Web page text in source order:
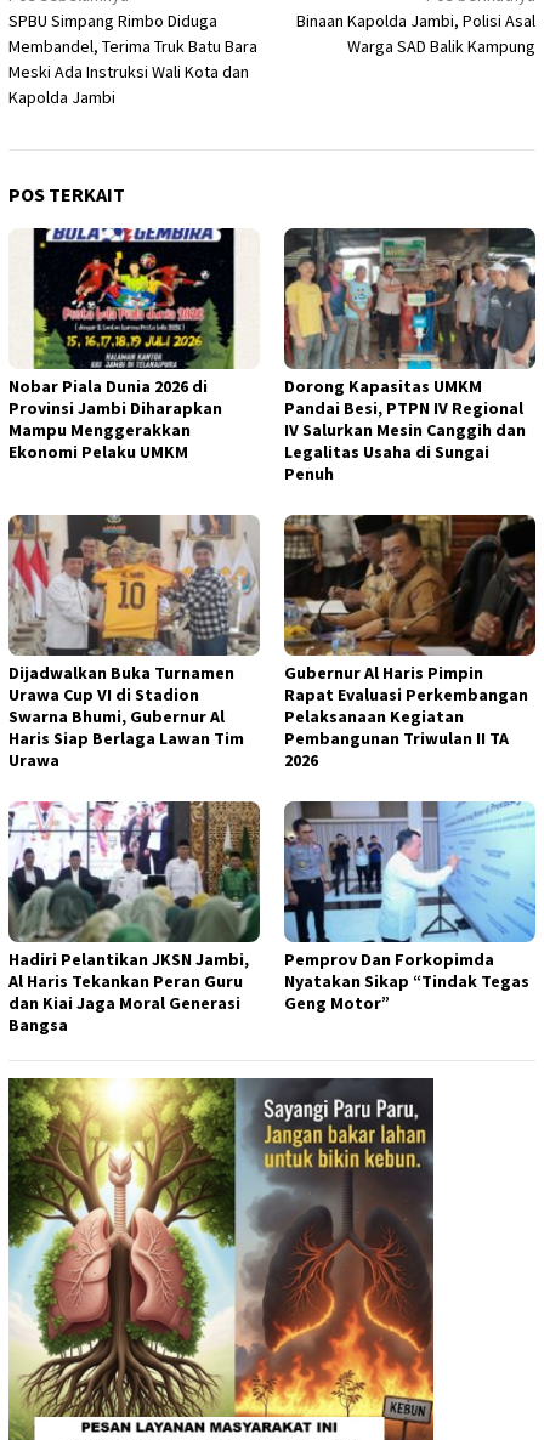
pos
SPBU Simpang Rimbo Diduga
Membandel, Terima Truk Batu Bara
Meski Ada Instruksi Wali Kota dan
Kapolda Jambi
Binaan Kapolda Jambi, Polisi Asal
Warga SAD Balik Kampung
POS TERKAIT
Nobar Piala Dunia 2026 di
Provinsi Jambi Diharapkan
Mampu Menggerakkan
Ekonomi Pelaku UMKM
Dorong Kapasitas UMKM
Pandai Besi, PTPN IV Regional
IV Salurkan Mesin Canggih dan
Legalitas Usaha di Sungai
Penuh
Dijadwalkan Buka Turnamen
Urawa Cup VI di Stadion
Swarna Bhumi, Gubernur Al
Haris Siap Berlaga Lawan Tim
Urawa
Gubernur Al Haris Pimpin
Rapat Evaluasi Perkembangan
Pelaksanaan Kegiatan
Pembangunan Triwulan II TA
2026
Hadiri Pelantikan JKSN Jambi,
Al Haris Tekankan Peran Guru
dan Kiai Jaga Moral Generasi
Bangsa
Pemprov Dan Forkopimda
Nyatakan Sikap “Tindak Tegas
Geng Motor”